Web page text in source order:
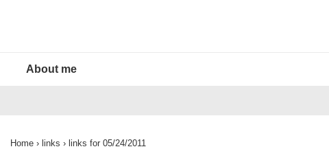
About me
Home › links › links for 05/24/2011